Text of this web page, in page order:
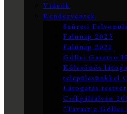
Videók
Rendezvények
Szüreti
Falunap 2023
Falunap 2021
Göllei Gasztro
Kölcsönös
településünkkel
Látogatás
Csíkpálfalván
“Tavasz a Göllei